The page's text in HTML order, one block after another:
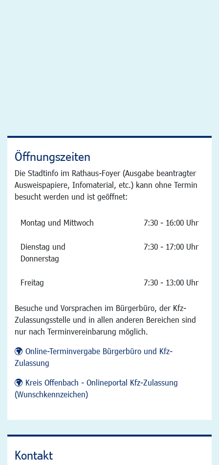
Öffnungszeiten
Die Stadtinfo im Rathaus-Foyer (Ausgabe beantragter
Ausweispapiere, Infomaterial, etc.) kann ohne Termin
besucht werden und ist geöffnet:
Montag und Mittwoch 7:30 - 16:00 Uhr
Dienstag und
Donnerstag
7:30 - 17:00 Uhr
Freitag 7:30 - 13:00 Uhr
Besuche und Vorsprachen im Bürgerbüro, der Kfz-
Zulassungsstelle und in allen anderen Bereichen sind
nur nach Terminvereinbarung möglich.
Online-Terminvergabe Bürgerbüro und Kfz-
Zulassung
Kreis Offenbach - Onlineportal Kfz-Zulassung
(Wunschkennzeichen)
Kontakt